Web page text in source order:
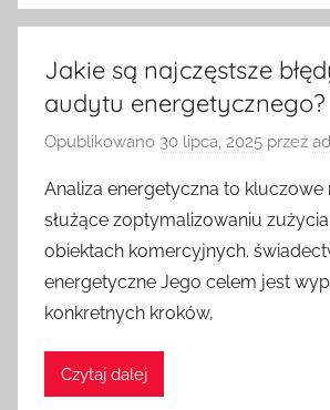
Jakie są najczęstsze
audytu energetycznego?
Opublikowano 30 lipca, 2025 przez
Analiza energetyczna to kluczowe
służące zoptymalizowaniu
obiektach komercyjnych.
energetyczne Jego celem jest
konkretnych kroków,
Czytaj dalej